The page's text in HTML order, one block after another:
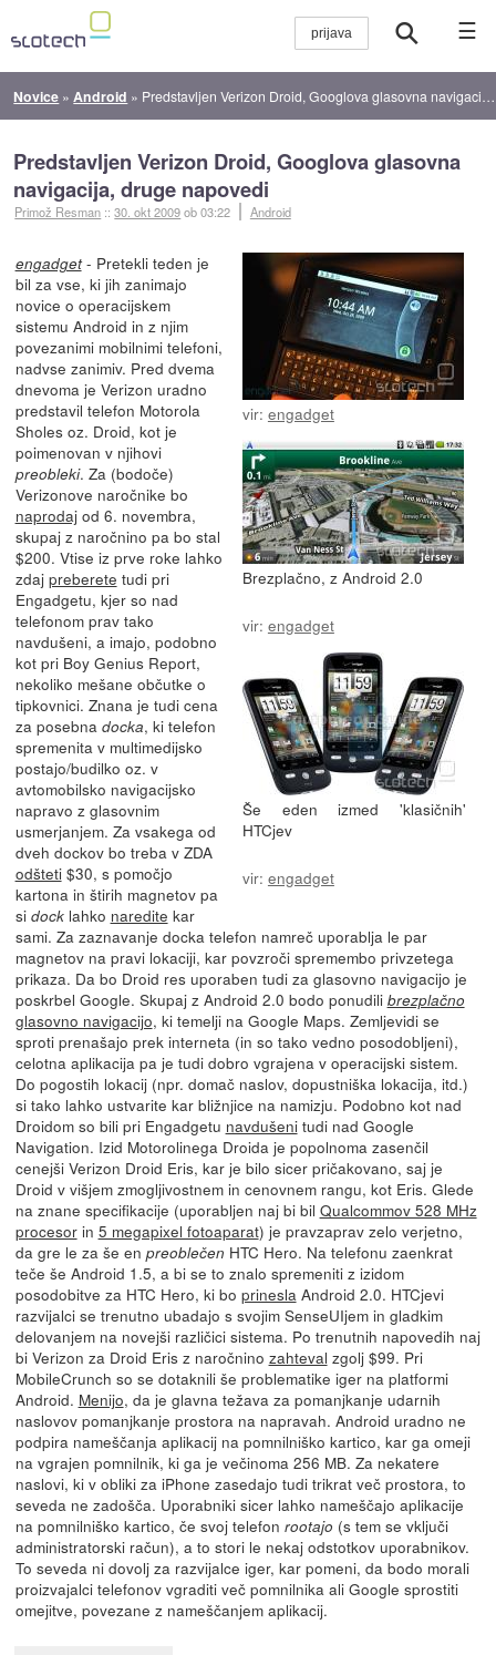
☰
Novice » Android » Predstavljen Verizon Droid, Googlova glasovna navigacija, druge napovedi
Predstavljen Verizon Droid, Googlova glasovna
navigacija, druge napovedi
Primož Resman ::30. okt 2009ob 03:22 Android
vir: engadget
Brezplačno, z Android 2.0
vir: engadget
Še eden izmed 'klasičnih'
HTCjev
vir: engadget
engadget- Pretekli teden je
bil za vse, ki jih zanimajo
novice o operacijskem
sistemu Android in z njim
povezanimi mobilnimi telefoni,
nadvse zanimiv. Pred dvema
dnevoma je Verizon uradno
predstavil telefon Motorola
Sholes oz. Droid, kot je
poimenovan v njihovi
preobleki. Za (bodoče)
Verizonove naročnike bo
naprodajod 6. novembra,
skupaj z naročnino pa bo stal
$200. Vtise iz prve roke lahko
zdaj preberete tudi pri
Engadgetu, kjer so nad
telefonom prav tako
navdušeni, a imajo, podobno
kot pri Boy Genius Report,
nekoliko mešane občutke o
tipkovnici. Znana je tudi cena
za posebna docka, ki telefon
spremenita v multimedijsko
postajo/budilko oz. v
avtomobilsko navigacijsko
napravo z glasovnim
usmerjanjem. Za vsakega od
dveh dockov bo treba v ZDA
odšteti$30, s pomočjo
kartona in štirih magnetov pa
si docklahko naredite kar
sami. Za zaznavanje docka telefon namreč uporablja le par
magnetov na pravi lokaciji, kar povzroči spremembo privzetega
prikaza. Da bo Droid res uporaben tudi za glasovno navigacijo je
poskrbel Google. Skupaj z Android 2.0 bodo ponudili brezplačno
glasovno navigacijo, ki temelji na Google Maps. Zemljevidi se
sproti prenašajo prek interneta (in so tako vedno posodobljeni),
celotna aplikacija pa je tudi dobro vgrajena v operacijski sistem.
Do pogostih lokacij (npr. domač naslov, dopustniška lokacija, itd.)
si tako lahko ustvarite kar bližnjice na namizju. Podobno kot nad
Droidom so bili pri Engadgetu navdušenitudi nad Google
Navigation. Izid Motorolinega Droida je popolnoma zasenčil
cenejši Verizon Droid Eris, kar je bilo sicer pričakovano, saj je
Droid v višjem zmogljivostnem in cenovnem rangu, kot Eris. Glede
na znane specifikacije (uporabljen naj bi bil Qualcommov 528 MHz
procesorin 5 megapixel fotoaparat) je pravzaprav zelo verjetno,
da gre le za še en preoblečen HTC Hero. Na telefonu zaenkrat
teče še Android 1.5, a bi se to znalo spremeniti z izidom
posodobitve za HTC Hero, ki bo prinesla Android 2.0. HTCjevi
razvijalci se trenutno ubadajo s svojim SenseUIjem in gladkim
delovanjem na novejši različici sistema. Po trenutnih napovedih naj
bi Verizon za Droid Eris z naročnino zahteval zgolj $99. Pri
MobileCrunch so se dotaknili še problematike iger na platformi
Android. Menijo, da je glavna težava za pomanjkanje udarnih
naslovov pomanjkanje prostora na napravah. Android uradno ne
podpira nameščanja aplikacij na pomnilniško kartico, kar ga omeji
na vgrajen pomnilnik, ki ga je večinoma 256 MB. Za nekatere
naslovi, ki v obliki za iPhone zasedajo tudi trikrat več prostora, to
seveda ne zadošča. Uporabniki sicer lahko nameščajo aplikacije
na pomnilniško kartico, če svoj telefon rootajo (s tem se vključi
administratorski račun), a to stori le nekaj odstotkov uporabnikov.
To seveda ni dovolj za razvijalce iger, kar pomeni, da bodo morali
proizvajalci telefonov vgraditi več pomnilnika ali Google sprostiti
omejitve, povezane z nameščanjem aplikacij.